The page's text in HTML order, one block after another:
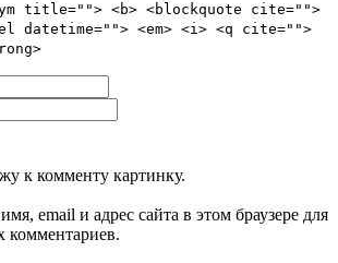
title=""> <b> <blockquote cite="">
datetime=""> <em> <i> <q cite="">
к комменту картинку.
email и адрес сайта в этом браузере для